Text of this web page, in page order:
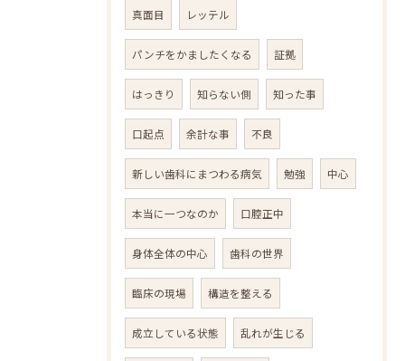
真面目 レッテル
パンチをかましたくなる 証拠
はっきり 知らない側 知った事
口起点 余計な事 不良
新しい歯科にまつわる病気 勉強 中心
本当に一つなのか 口腔正中
身体全体の中心 歯科の世界
臨床の現場 構造を整える
成立している状態 乱れが生じる